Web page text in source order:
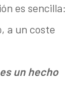
es sencilla:
a un coste
un hecho